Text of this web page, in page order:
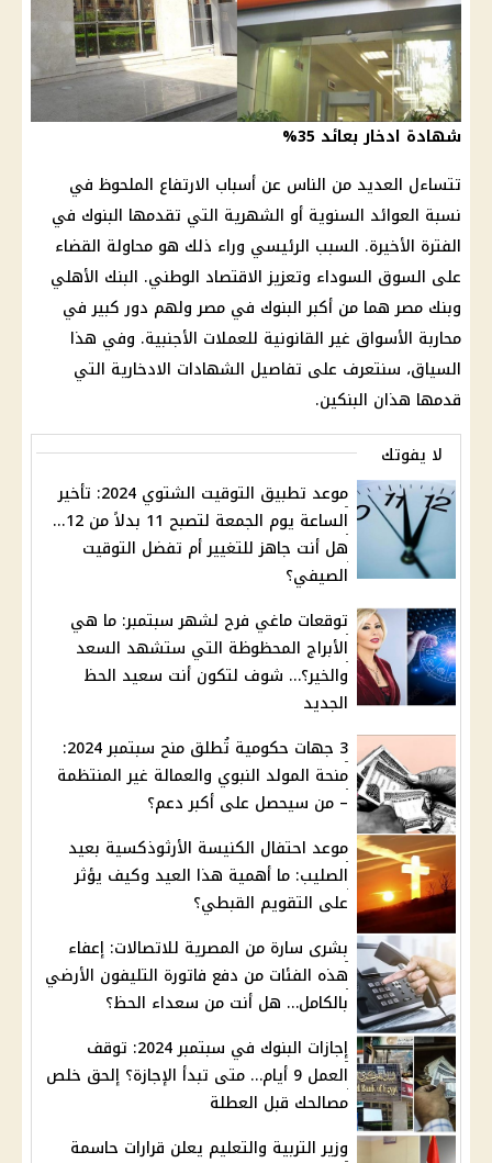
شهادة ادخار بعائد 35%
تتساءل العديد من الناس عن أسباب الارتفاع الملحوظ في
نسبة العوائد السنوية أو الشهرية التي تقدمها البنوك في
الفترة الأخيرة. السبب الرئيسي وراء ذلك هو محاولة القضاء
على السوق السوداء وتعزيز الاقتصاد الوطني. البنك الأهلي
وبنك مصر هما من أكبر البنوك في مصر ولهم دور كبير في
محاربة الأسواق غير القانونية للعملات الأجنبية. وفي هذا
السياق، سنتعرف على تفاصيل الشهادات الادخارية التي
قدمها هذان البنكين.
لا يفوتك
موعد تطبيق التوقيت الشتوي 2024: تأخير
الساعة يوم الجمعة لتصبح 11 بدلاً من 12...
هل أنت جاهز للتغيير أم تفضل التوقيت
الصيفي؟
توقعات ماغي فرح لشهر سبتمبر: ما هي
الأبراج المحظوظة التي ستشهد السعد
والخير؟… شوف لتكون أنت سعيد الحظ
الجديد
3 جهات حكومية تُطلق منح سبتمبر 2024:
منحة المولد النبوي والعمالة غير المنتظمة
– من سيحصل على أكبر دعم؟
موعد احتفال الكنيسة الأرثوذكسية بعيد
الصليب: ما أهمية هذا العيد وكيف يؤثر
على التقويم القبطي؟
بشرى سارة من المصرية للاتصالات: إعفاء
هذه الفئات من دفع فاتورة التليفون الأرضي
بالكامل… هل أنت من سعداء الحظ؟
إجازات البنوك في سبتمبر 2024: توقف
العمل 9 أيام… متى تبدأ الإجازة؟ إلحق خلص
مصالحك قبل العطلة
وزير التربية والتعليم يعلن قرارات حاسمة